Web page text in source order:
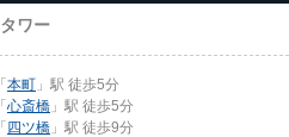
ワー
「本町 」駅 徒歩5分
「心斎橋 」駅 徒歩5分
「四ツ橋 」駅 徒歩9分